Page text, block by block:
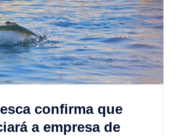
confirma que
a empresa de